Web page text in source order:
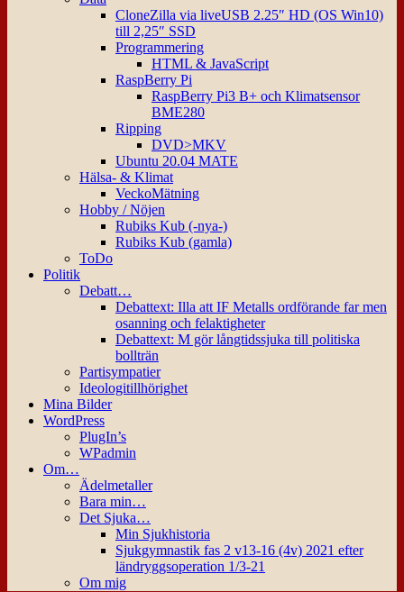
CloneZilla via liveUSB 2.25″ HD (OS Win10)
till 2,25″ SSD
Programmering
HTML & JavaScript
RaspBerry Pi
RaspBerry Pi3 B+ och Klimatsensor
BME280
Ripping
DVD>MKV
Ubuntu 20.04 MATE
Hälsa- & Klimat
VeckoMätning
Hobby / Nöjen
Rubiks Kub (-nya-)
Rubiks Kub (gamla)
ToDo
Politik
Debatt…
Debattext: Illa att IF Metalls ordförande far men
osanning och felaktigheter
Debattext: M gör långtidssjuka till politiska
bollträn
Partisympatier
Ideologitillhörighet
Mina Bilder
WordPress
PlugIn’s
WPadmin
Om…
Ädelmetaller
Bara min…
Det Sjuka…
Min Sjukhistoria
Sjukgymnastik fas 2 v13-16 (4v) 2021 efter
ländryggsoperation 1/3-21
Om mig